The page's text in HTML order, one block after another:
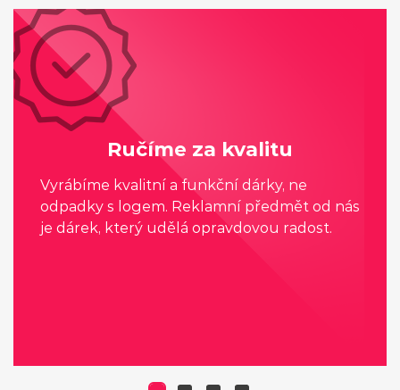
Ručíme za kvalitu
Vyrábíme kvalitní a funkční dárky, ne
odpadky s logem. Reklamní předmět od nás
je dárek, který udělá opravdovou radost.